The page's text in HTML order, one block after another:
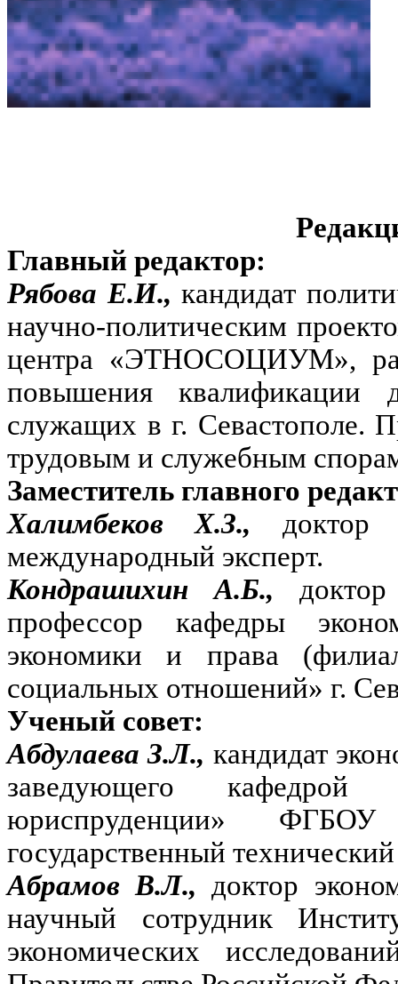
Главный редактор:
Рябова Е.И.,кандидат
научно-политическим
центра «ЭТНОСОЦИУМ»,
повышения квалификации
служащих в г. Севастополе.
трудовым и служебным
Заместитель главного
Халимбеков Х.З., доктор
международный эксперт.
Кондрашихин А.Б.,
профессор кафедры
экономики и права
социальных отношений» г.
Ученый совет:
Абдулаева З.Л., кандидат
заведующего
юриспруденции»
государственный
Абрамов В.Л.,доктор
научный сотрудник
экономических